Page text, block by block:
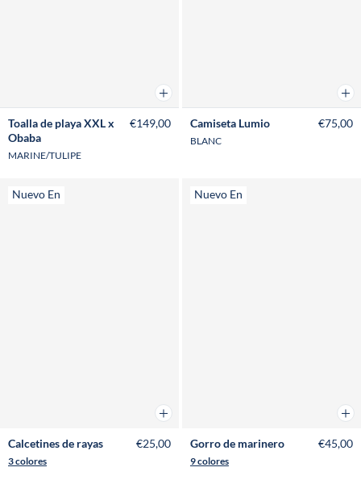
Añadir a la cesta
Toalla de playa XXL x
Obaba
MARINE/TULIPE
€149,00 Camiseta Lumio
BLANC
€75,00
Nuevo En
Añadir a la cesta
Calcetines de rayas
3 colores
€25,00
Nuevo En
Gorro de marinero
9 colores
€45,00